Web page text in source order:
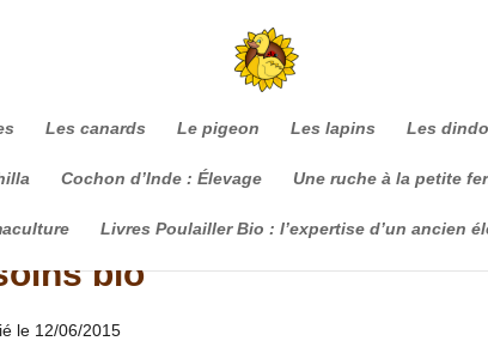
Les canards Le pigeon Les lapins Les
Cochon d’Inde : Élevage Une ruche à la petite
Livres Poulailler Bio : l’expertise d’un ancien
bio
le 12/06/2015